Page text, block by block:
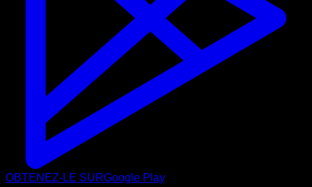
OBTENEZ-LE SURGoogle Play